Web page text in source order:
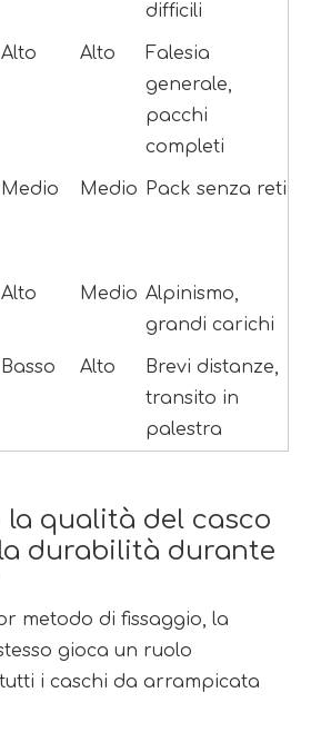
difficili
Alto Alto
Falesia
generale,
pacchi
completi
Medio Medio Pack senza reti
Alto Medio Alpinismo,
grandi carichi
Basso Alto
Brevi distanze,
transito in
palestra
la qualità del casco
durabilità durante
metodo di fissaggio, la
gioca un ruolo
i caschi da arrampicata